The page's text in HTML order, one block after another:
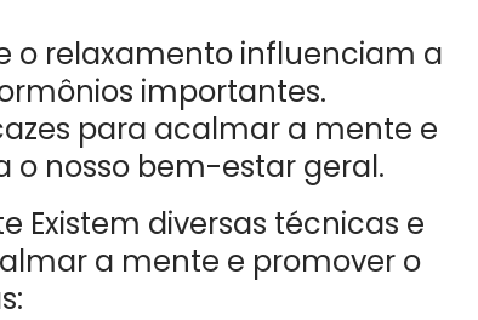
o relaxamento influenciam a
importantes.
para acalmar a mente e
o nosso bem-estar geral.
Existem diversas técnicas e
a mente e promover o